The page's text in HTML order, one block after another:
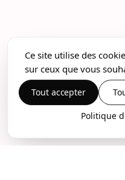
Ce site utilise des
sur ceux que vous
Tout accepter
Politique